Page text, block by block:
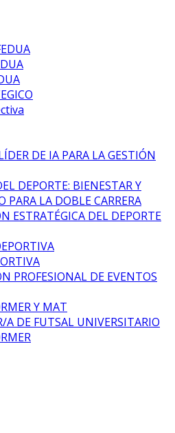
DE IA PARA LA GESTIÓN
DEPORTE: BIENESTAR Y
PARA LA DOBLE CARRERA
ESTRATÉGICA DEL DEPORTE
PROFESIONAL DE EVENTOS
Y MAT
A DE FUTSAL UNIVERSITARIO